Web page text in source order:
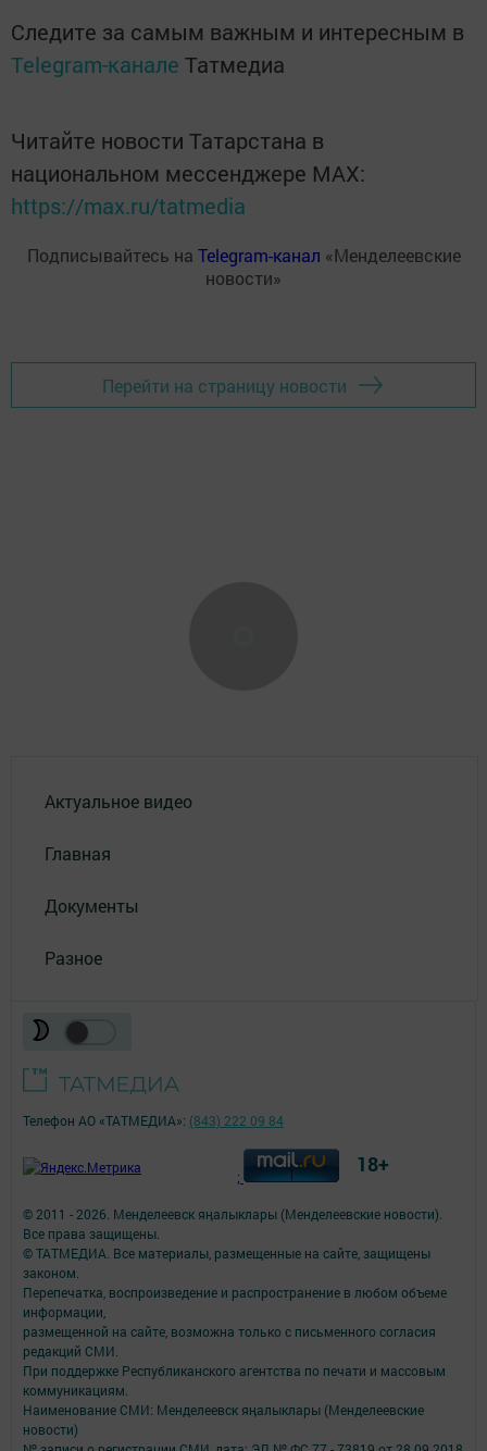
Следите за самым важным и интересным в
Telegram-канале Татмедиа
Читайте новости Татарстана в
национальном мессенджере MАХ:
https://max.ru/tatmedia
Подписывайтесь на Telegram-канал «Менделеевские
новости»
Перейти на страницу новости
Актуальное видео
Главная
Документы
Разное
© 2011 - 2026. Менделеевск яӊалыклары (Менделеевские новости).
Все права защищены.
© ТАТМЕДИА. Все материалы, размещенные на сайте, защищены
законом.
Перепечатка, воспроизведение и распространение в любом объеме
информации,
размещенной на сайте, возможна только с письменного согласия
редакций СМИ.
При поддержке Республиканского агентства по печати и массовым
коммуникациям.
Наименование СМИ: Менделеевск яӊалыклары (Менделеевские
новости)
Телефон АО «ТАТМЕДИА»: (843) 222 09 84
; 18+